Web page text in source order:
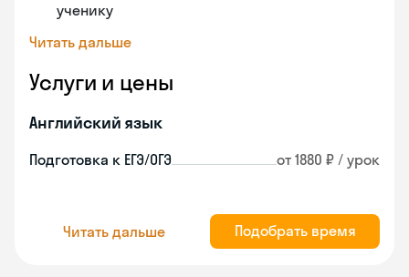
ученику
Читать дальше
Услуги и цены
Английский язык
Подготовка к ЕГЭ/ОГЭ от 1880 ₽ / урок
Читать дальше Подобрать время